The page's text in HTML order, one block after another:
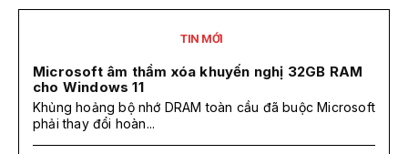
TIN MỚI
Microsoft âm thầm xóa khuyến nghị 32GB RAM
cho Windows 11
Khủng hoảng bộ nhớ DRAM toàn cầu đã buộc Microsoft
phải thay đổi hoàn...